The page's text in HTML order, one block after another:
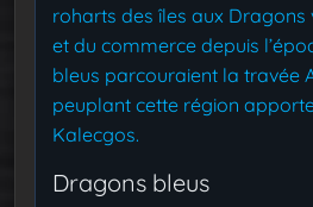
roharts des îles aux Dragons
et du commerce depuis
bleus parcouraient la travée
peuplant cette région
Kalecgos.
Dragons bleus